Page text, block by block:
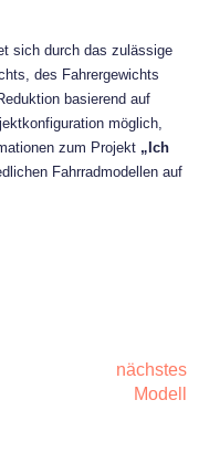
sich durch das zulässige
des Fahrergewichts
basierend auf
möglich,
zum Projekt „Ich
Fahrradmodellen auf
nächstes
Modell